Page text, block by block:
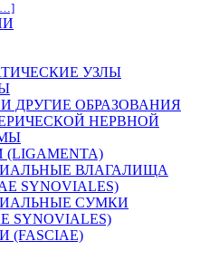
УЗЛЫ
ДРУГИЕ ОБРАЗОВАНИЯ
НЕРВНОЙ
ВЛАГАЛИЩА
SYNOVIALES)
СУМКИ
SYNOVIALES)
(FASCIAE)